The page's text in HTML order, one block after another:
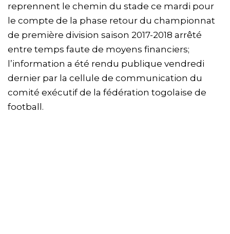
reprennent le chemin du stade ce mardi pour
le compte de la phase retour du championnat
de première division saison 2017-2018 arrêté
entre temps faute de moyens financiers;
l’information a été rendu publique vendredi
dernier par la cellule de communication du
comité exécutif de la fédération togolaise de
football.